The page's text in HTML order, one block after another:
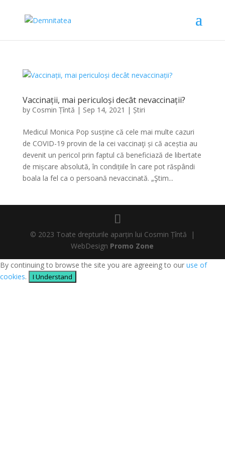
Vaccinații, mai periculoși decât nevaccinații?
by Cosmin Țîntă | Sep 14, 2021 | Știri
Medicul Monica Pop susține că cele mai multe cazuri
de COVID-19 provin de la cei vaccinaţi și că aceștia au
devenit un pericol prin faptul că beneficiază de libertate
de mișcare absolută, în condițiile în care pot răspândi
boala la fel ca o persoană nevaccinată. „Ştim...
© 2023 Toate drepturile aparțin lui Cosmin Țîntă |
WebDesign Promo Zone
By continuing to browse the site you are agreeing to our use of
cookies. I Understand